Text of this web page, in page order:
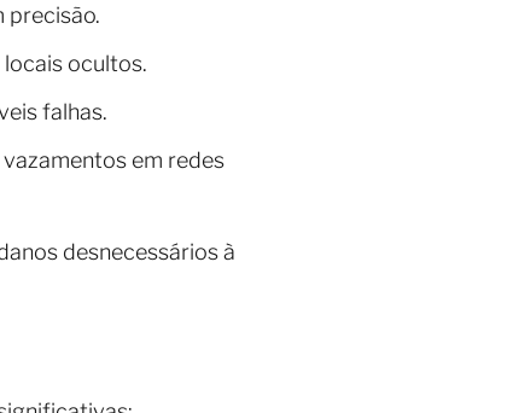
precisão.
ocultos.
falhas.
em redes
desnecessários à